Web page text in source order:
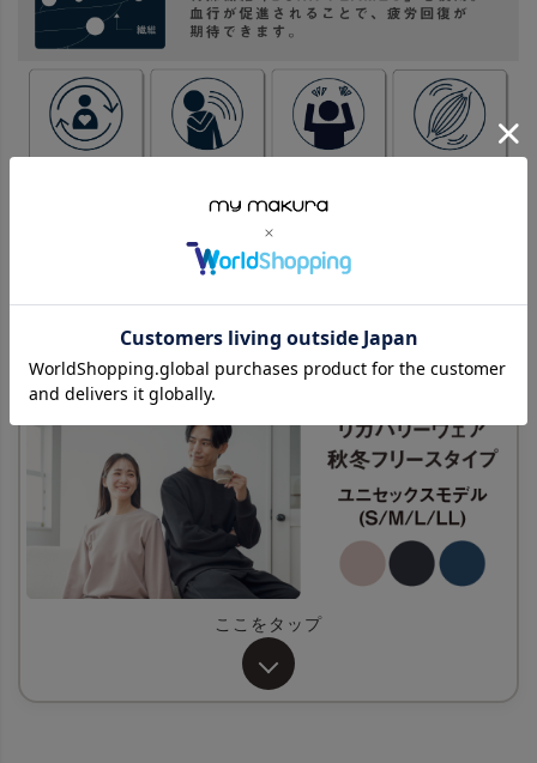
ここをタップ